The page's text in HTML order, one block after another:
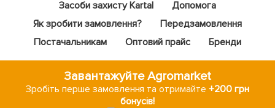
Засоби захисту Kartal
Допомога
Як зробити замовлення?
Передзамовлення
Постачальникам
Оптовий прайс Бренди
Завантажуйте Agromarket
Зробіть перше замовлення та отримайте+200 грн
бонусів!